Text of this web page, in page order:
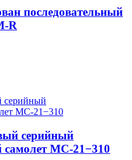
последовательный
R
серийный
МС-21−310